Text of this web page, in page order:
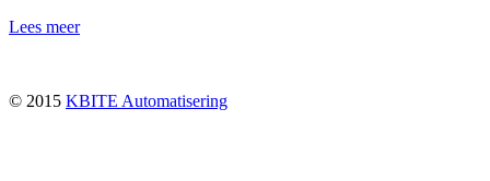
Lees meer
© 2015 KBITE Automatisering